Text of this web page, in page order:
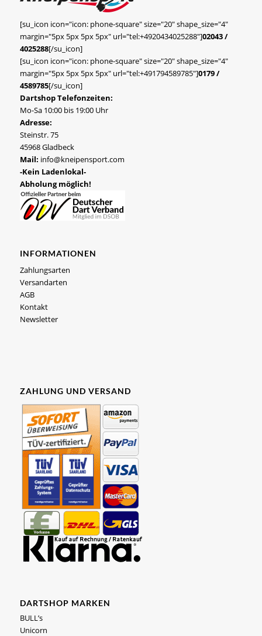
[su_icon icon="icon: phone-square" size="20" shape_size="4"
margin="5px 5px 5px 5px" url="tel:+4920434025288"]02043 /
4025288[/su_icon]
[su_icon icon="icon: phone-square" size="20" shape_size="4"
margin="5px 5px 5px 5px" url="tel:+491794589785"]0179 /
4589785[/su_icon]
Dartshop Telefonzeiten:
Mo-Sa 10:00 bis 19:00 Uhr
Adresse:
Steinstr. 75
45968 Gladbeck
Mail: info@kneipensport.com
-Kein Ladenlokal-
Abholung möglich!
INFORMATIONEN
Zahlungsarten
Versandarten
AGB
Kontakt
Newsletter
ZAHLUNG UND VERSAND
DARTSHOP MARKEN
BULL’s
Unicorn